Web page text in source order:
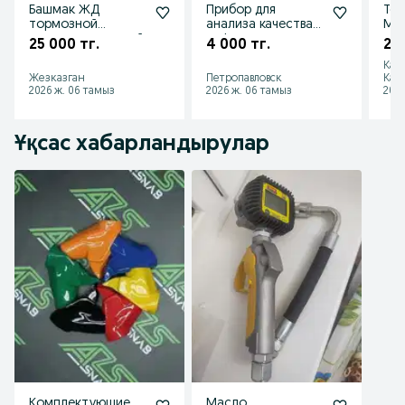
Башмак ЖД
тормозной
железнодорожный
25 000 тг.
Жезказган
2026 ж. 06 тамыз
Прибор для
анализа качества
нефтепродуктов
4 000 тг.
Петропавловск
2026 ж. 06 тамыз
2
Ұқсас хабарландырулар